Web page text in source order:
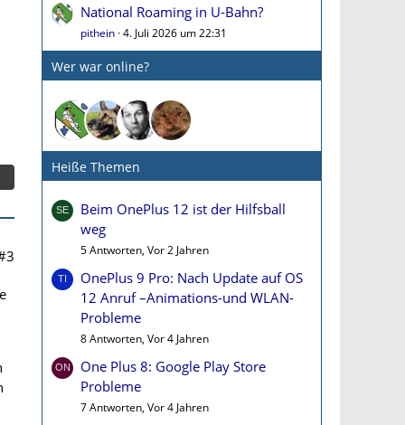
National Roaming in U-Bahn?
pithein 4. Juli 2026 um 22:31
Wer war online?
Heiße Themen
Beim OnePlus 12 ist der Hilfsball
weg
5 Antworten, Vor 2 Jahren
OnePlus 9 Pro: Nach Update auf OS
12 Anruf –Animations-und WLAN-
Probleme
8 Antworten, Vor 4 Jahren
One Plus 8: Google Play Store
Probleme
7 Antworten, Vor 4 Jahren